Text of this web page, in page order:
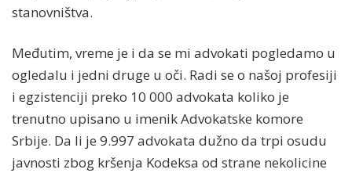
stanovništva.
Međutim, vreme je i da se mi advokati pogledamo u
ogledalu i jedni druge u oči. Radi se o našoj profesiji
i egzistenciji preko 10 000 advokata koliko je
trenutno upisano u imenik Advokatske komore
Srbije. Da li je 9.997 advokata dužno da trpi osudu
javnosti zbog kršenja Kodeksa od strane nekolicine